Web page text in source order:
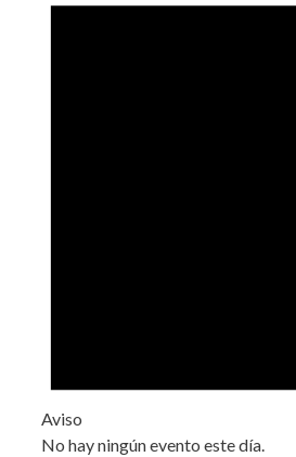
Aviso
No hay ningún evento este día.